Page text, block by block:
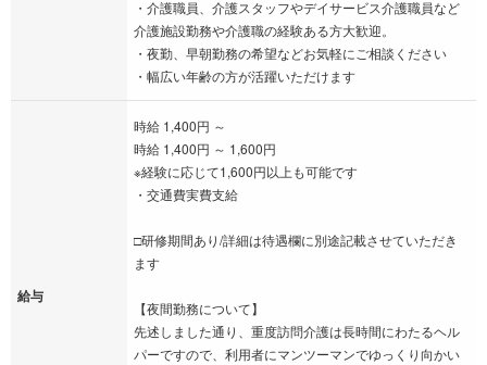
・介護職員、介護スタッフやデイサービス介護職員など
介護施設勤務や介護職の経験ある方大歓迎。
・夜勤、早朝勤務の希望などお気軽にご相談ください
・幅広い年齢の方が活躍いただけます
給与
時給 1,400円 ～
時給 1,400円 ～ 1,600円
※経験に応じて1,600円以上も可能です
・交通費実費支給
□研修期間あり/詳細は待遇欄に別途記載させていただき
ます
【夜間勤務について】
先述しました通り、重度訪問介護は長時間にわたるヘル
パーですので、利用者にマンツーマンでゆっくり向かい